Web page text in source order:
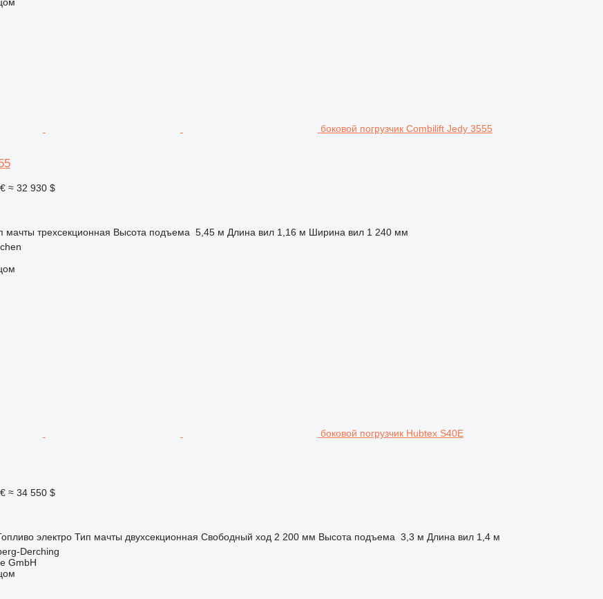
боковой погрузчик Combilift Jedy 3555
≈ 32 930 $
мачты трехсекционная Высота подъема 5,45 м Длина вил 1,16 м Ширина вил 1 240 мм
боковой погрузчик Hubtex S40E
≈ 34 550 $
электро Тип мачты двухсекционная Свободный ход 2 200 мм Высота подъема 3,3 м Длина вил 1,4 м
Derching
GmbH